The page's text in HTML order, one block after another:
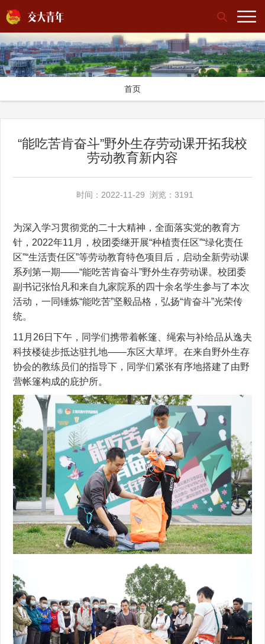
首页
“能吃苦肯奋斗”野外生存劳动课开拓我校
劳动教育新内容
时间：2022-11-29 浏览：3191
为深入学习贯彻党的二十大精神，全面落实党的教育方
针，2022年11月，校团委继开展“种植责任区”“绿化责任
区”“生活责任区”等劳动教育特色项目后，启动全新劳动课
系列第一期——“能吃苦肯奋斗”野外生存劳动课。校团委
副书记张怡凡和来自九家院系的四十余名学生参与了本次
活动，一同锤炼“能吃苦”坚毅品格，弘扬“肯奋斗”光荣传
统。
11月26日下午，同学们携带着帐篷、绳索与补给品从逸夫
科技楼徒步抵达驻扎地——东区大草坪。在来自野外生存
协会的教练员们的指导下，同学们紧张有序地搭建了由野
营帐篷构成的庇护所。